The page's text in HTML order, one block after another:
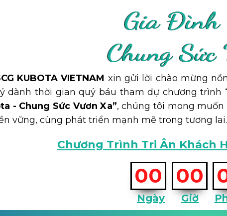
Gia Đình
Chung
KUBOTA VIETNAM xin gửi lời chào mừng
dành thời gian quý báu tham dự chương trình
- Chung Sức Vươn Xa”, chúng tôi mong
vững, cùng phát triển mạnh mẽ trong tương lai.
00 00
Chương Trình Tri Ân Khách
Ngày Giờ